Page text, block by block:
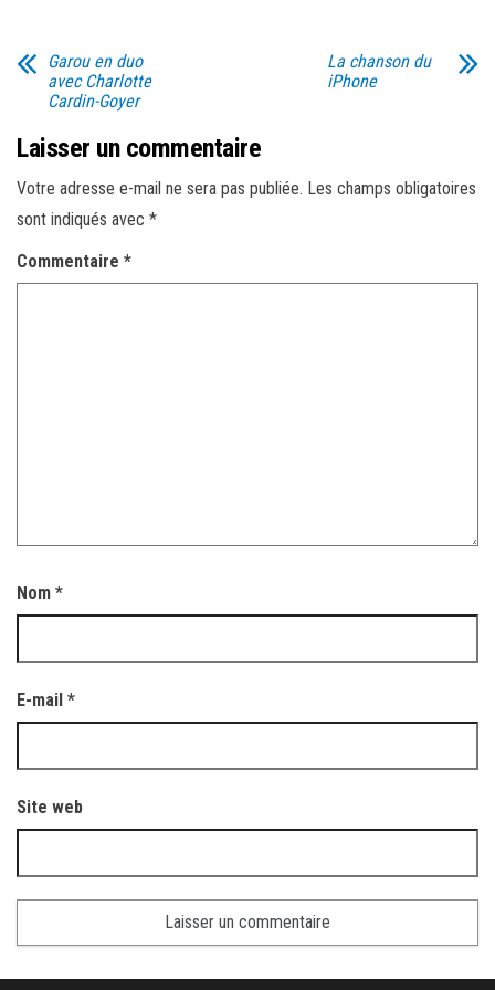
Garou en duo
avec Charlotte
Cardin-Goyer
La chanson du
iPhone
Laisser un commentaire
Votre adresse e-mail ne sera pas publiée. Les champs obligatoires
sont indiqués avec *
Commentaire *
Nom *
E-mail *
Site web